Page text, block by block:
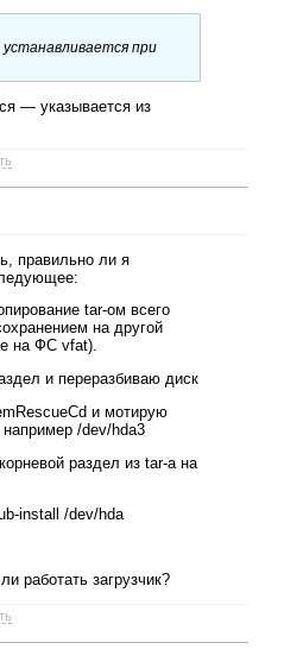
при
— указывается из
правильно ли я
tar-ом всего
на другой
на ФС vfat).
и переразбиваю диск
и мотирую
/dev/hda3
раздел из tar-а на
install /dev/hda
работать загрузчик?